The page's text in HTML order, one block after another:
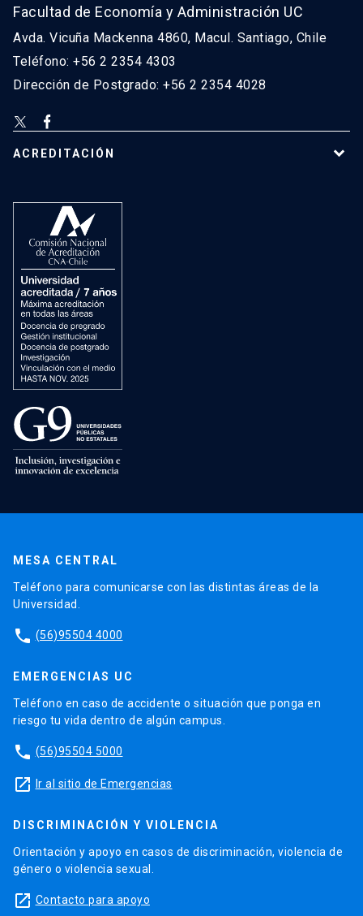
Facultad de Economía y Administración UC
Avda. Vicuña Mackenna 4860, Macul. Santiago, Chile
Teléfono: +56 2 2354 4303
Dirección de Postgrado: +56 2 2354 4028
ACREDITACIÓN
MESA CENTRAL
Teléfono para comunicarse con las distintas áreas de la
Universidad.
phone (56)95504 4000
EMERGENCIAS UC
Teléfono en caso de accidente o situación que ponga en
riesgo tu vida dentro de algún campus.
phone (56)95504 5000
launch Ir al sitio de Emergencias
DISCRIMINACIÓN Y VIOLENCIA
Orientación y apoyo en casos de discriminación, violencia de
género o violencia sexual.
launch Contacto para apoyo